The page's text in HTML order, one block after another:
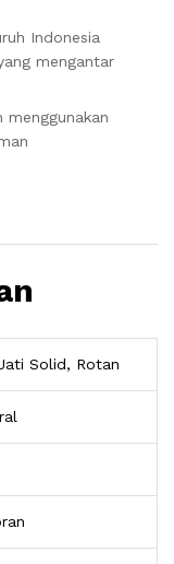
Indonesia
mengantar
menggunakan
Solid, Rotan